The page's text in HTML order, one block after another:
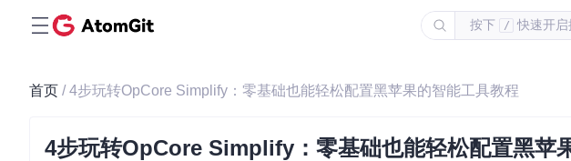
按下 / 快速开启
首页 / 4步玩转OpCore Simplify：零基础也能轻松配置黑苹果的智能工具教程
4步玩转OpCore Simplify：零基础也能轻松配置黑苹